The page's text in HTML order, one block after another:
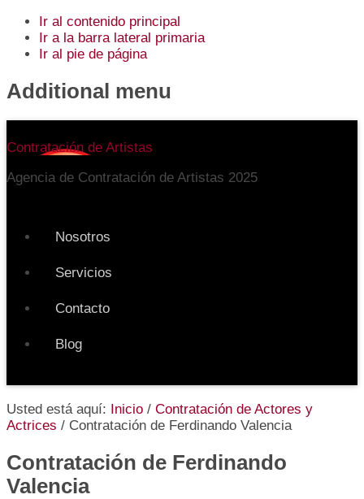
Ir al contenido principal
Ir a la barra lateral primaria
Ir al pie de página
Additional menu
Contratación de Artistas
Agencia de Contratación de Artistas 2025
Nosotros
Servicios
Contacto
Blog
Usted está aquí: Inicio / Contratación de Actores y
Actrices / Contratación de Ferdinando Valencia
Contratación de Ferdinando
Valencia